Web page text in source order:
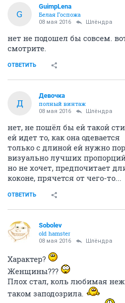
G
GuimpLena
Белая Госпожа
08 мая 2016 Шлёндра
нет не подошел бы совсем.
смотрите.
ОТВЕТИТЬ
Д
Девочка
полный винтаж
08 мая 2016 Шлёндра
нет, не пошёл бы ей такой
ей идет то, как она одевается
только с длиной ей нужно
визуально лучших
но не хочет, предпочитает
коконе, прячется от чего-то...
ОТВЕТИТЬ
Sobolev
old hamster
08 мая 2016 Шлёндра
Характер?
Женщины???
Плох стал, коль любимая
таком заподозрила.